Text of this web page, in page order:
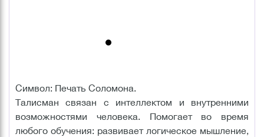
Символ: Печать Соломона.
Талисман связан с интеллектом и внутренними
возможностями человека. Помогает во время
любого обучения: развивает логическое мышление,